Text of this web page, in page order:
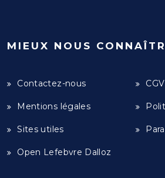
MIEUX NOUS
Contactez-nous CGV
Mentions légales
Sites utiles
Open Lefebvre Dalloz